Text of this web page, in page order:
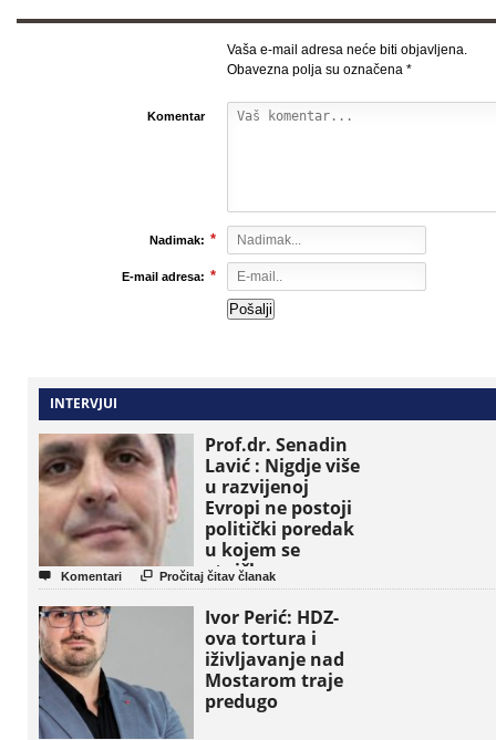
Vaša e-mail adresa neće biti objavljena.
Obavezna polja su označena *
Komentar
Nadimak: *
E-mail adresa: *
INTERVJUI
Prof.dr. Senadin
Lavić : Nigdje više
u razvijenoj
Evropi ne postoji
politički poredak
u kojem se
etničke grupe
pojavljuju kao
osnovne političke
jedinice
 Komentari  Pročitaj čitav članak
Ivor Perić: HDZ-
ova tortura i
iživljavanje nad
Mostarom traje
predugo